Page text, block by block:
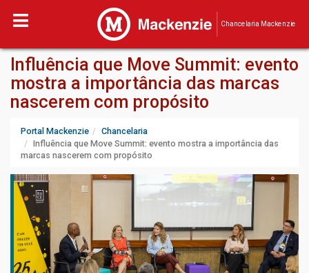
Chancelaria Mackenzie
Influência que Move Summit: evento
mostra a importância das marcas
nascerem com propósito
Portal Mackenzie
Chancelaria
Influência que Move Summit: evento mostra a importância das
marcas nascerem com propósito